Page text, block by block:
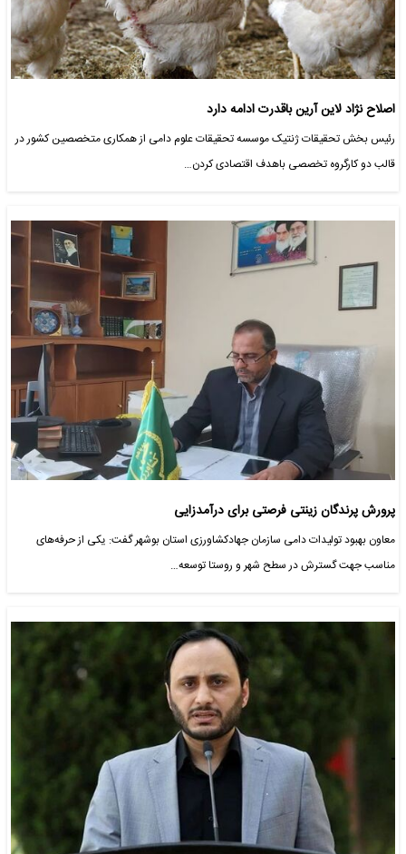
اصلاح نژاد لاین آرین باقدرت ادامه دارد
رئیس بخش تحقیقات ژنتیک موسسه تحقیقات علوم دامی از همکاری متخصصین کشور در
قالب دو کارگروه تخصصی باهدف اقتصادی کردن…
پرورش پرندگان زینتی فرصتی برای درآمدزایی
معاون بهبود تولیدات دامی سازمان جهادکشاورزی استان بوشهر گفت: یکی از حرفه‌های
مناسب جهت گسترش در سطح شهر و روستا توسعه…